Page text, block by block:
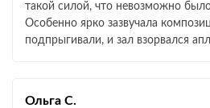
такой силой, что невозможно
Особенно ярко зазвучала
подпрыгивали, и зал взорвался
Ольга С.